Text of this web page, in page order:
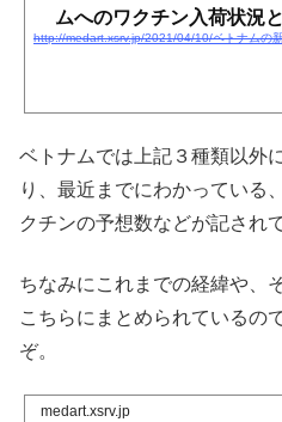
ムへのワクチン入荷状況
http://medart.xsrv.jp/2021/04/10/ベトナ
ベトナムでは上記３種類以外
り、最近までにわかっている
クチンの予想数などが記され
ちなみにこれまでの経緯や、
こちらにまとめられているの
ぞ。
medart.xsrv.jp